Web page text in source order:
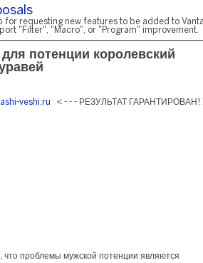
for requesting new features to be added to
"Filter", "Macro", or "Program" improvement.
потенции королевский
veshi.ru < - - - РЕЗУЛЬТАТ ГАРАНТИРОВАН!
что проблемы мужской потенции являются